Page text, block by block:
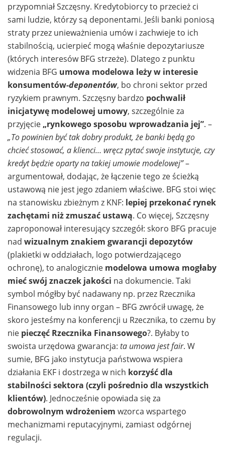
przypomniał Szczęsny. Kredytobiorcy to przecież ci
sami ludzie, którzy są deponentami. Jeśli banki poniosą
straty przez unieważnienia umów i zachwieje to ich
stabilnością, ucierpieć mogą właśnie depozytariusze
(których interesów BFG strzeże). Dlatego z punktu
widzenia BFG umowa modelowa leży w interesie
konsumentów-deponentów, bo chroni sektor przed
ryzykiem prawnym. Szczęsny bardzo pochwalił
inicjatywę modelowej umowy, szczególnie za
przyjęcie „rynkowego sposobu wprowadzania jej”. –
„To powinien być tak dobry produkt, że banki będą go
chcieć stosować, a klienci… wręcz pytać swoje instytucje, czy
kredyt będzie oparty na takiej umowie modelowej”–
argumentował, dodając, że łączenie tego ze ścieżką
ustawową nie jest jego zdaniem właściwe. BFG stoi więc
na stanowisku zbieżnym z KNF: lepiej przekonać rynek
zachętami niż zmuszać ustawą. Co więcej, Szczęsny
zaproponował interesujący szczegół: skoro BFG pracuje
nad wizualnym znakiem gwarancji depozytów
(plakietki w oddziałach, logo potwierdzającego
ochronę), to analogicznie modelowa umowa mogłaby
mieć swój znaczek jakości na dokumencie. Taki
symbol mógłby być nadawany np. przez Rzecznika
Finansowego lub inny organ – BFG zwrócił uwagę, że
skoro jesteśmy na konferencji u Rzecznika, to czemu by
nie pieczęć Rzecznika Finansowego?. Byłaby to
swoista urzędowa gwarancja: ta umowa jest fair. W
sumie, BFG jako instytucja państwowa wspiera
działania EKF i dostrzega w nich korzyść dla
stabilności sektora (czyli pośrednio dla wszystkich
klientów). Jednocześnie opowiada się za
dobrowolnym wdrożeniem wzorca wspartego
mechanizmami reputacyjnymi, zamiast odgórnej
regulacji.